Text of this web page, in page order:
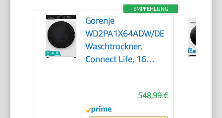
EMPFEHLUNG
Gorenje
WD2PA1X64ADW/DE
Waschtrockner,
Connect Life, 16
trocknen, 54 Liter,
1400 U/min, Total
548,99 €